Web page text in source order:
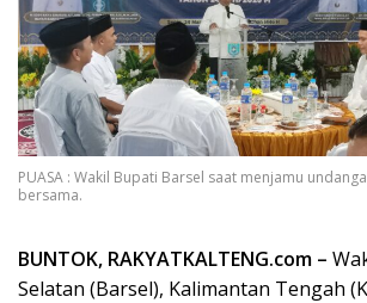
PUASA : Wakil Bupati Barsel saat menjamu
bersama.
BUNTOK, RAKYATKALTENG.com –
Selatan (Barsel), Kalimantan Tengah